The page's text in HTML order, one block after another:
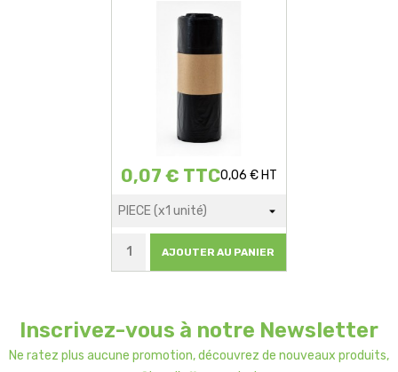
0,07 € TTC0,06 € HT
AJOUTER AU PANIER
Inscrivez-vous à notre Newsletter
Ne ratez plus aucune promotion, découvrez de nouveaux produits,